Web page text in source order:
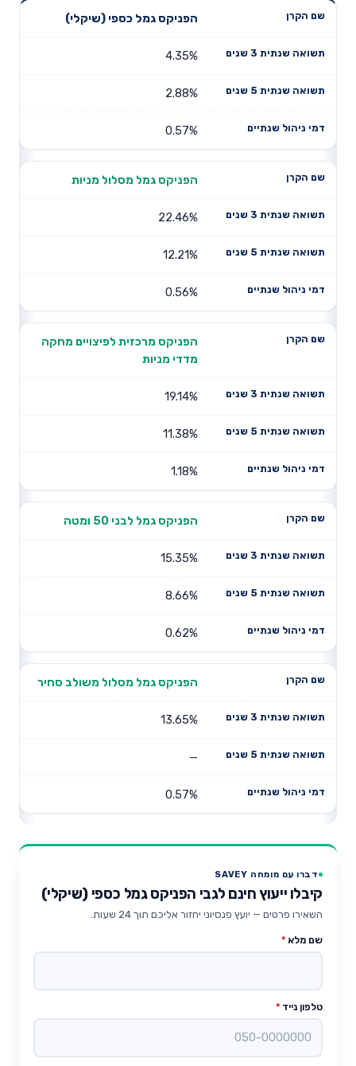
שנים
תשואה
הפניקס גמל כספי (שיקלי)
4.35%
2.88%
0.57%
הפניקס גמל מסלול מניות
22.46%
12.21%
0.56%
הפניקס מרכזית לפיצויים מחקה
מדדי מניות
19.14%
11.38%
1.18%
הפניקס גמל לבני 50 ומטה
15.35%
8.66%
0.62%
הפניקס גמל מסלול משולב סחיר
13.65%
—
0.57%
דברו עם מומחה SAVEY
קיבלו ייעוץ חינם לגבי הפניקס גמל כספי (שיקלי)
השאירו פרטים — יועץ פנסיוני יחזור אליכם תוך 24 שעות.
שם מלא *
טלפון נייד *